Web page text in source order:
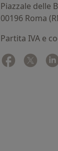
Piazzale delle
00196 Roma
Partita IVA e
Facebook
si apre in
si